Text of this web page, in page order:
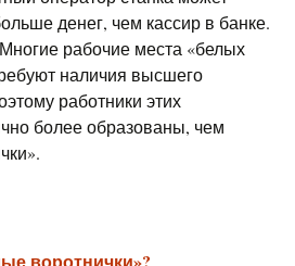
денег, чем кассир в банке.
рабочие места «белых
наличия высшего
работники этих
более образованы, чем